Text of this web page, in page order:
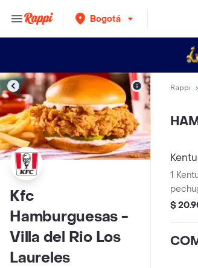
Bogotá
Kfc
Hamburguesas -
Villa del Rio Los
Laureles
Rappi
1
pechuga apanado,
$